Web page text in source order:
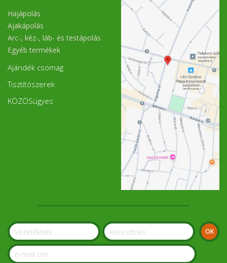
Hajápolás
Ajakápolás
Arc-, kéz-, láb- és testápolás
Egyéb termékek
Ajándék csomag
Tisztítószerek
KÖZÖSügyes